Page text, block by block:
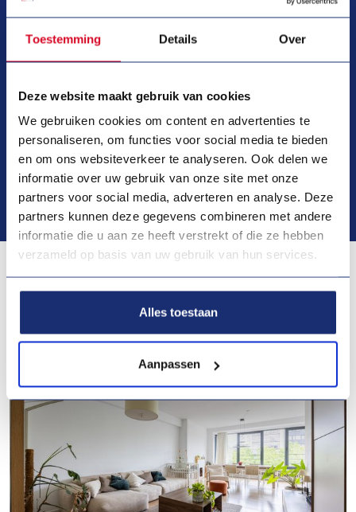
Toestemming Details Over
Deze website maakt gebruik van cookies
We gebruiken cookies om content en advertenties te
personaliseren, om functies voor social media te bieden
en om ons websiteverkeer te analyseren. Ook delen we
informatie over uw gebruik van onze site met onze
partners voor social media, adverteren en analyse. Deze
partners kunnen deze gegevens combineren met andere
informatie die u aan ze heeft verstrekt of die ze hebben
verzameld op basis van uw gebruik van hun services.
Alles toestaan
Aanpassen
Bekijk alle foto's
Misschien ook interessant voor jou